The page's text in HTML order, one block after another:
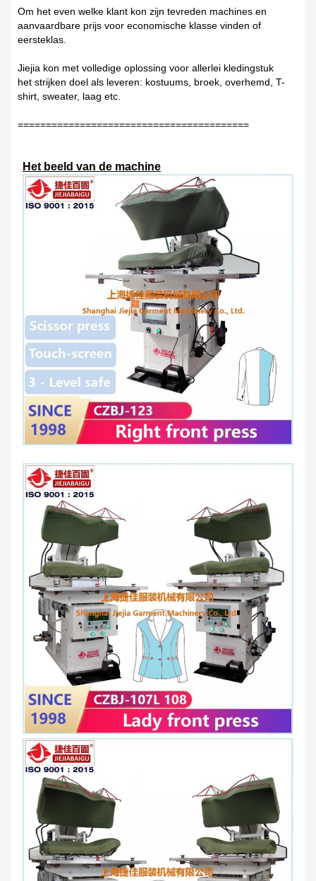
Om het even welke klant kon zijn tevreden machines en
aanvaardbare prijs voor economische klasse vinden of
eersteklas.
Jiejia kon met volledige oplossing voor allerlei kledingstuk
het strijken doel als leveren: kostuums, broek, overhemd, T-
shirt, sweater, laag etc.
=========================================
Het beeld van de machine